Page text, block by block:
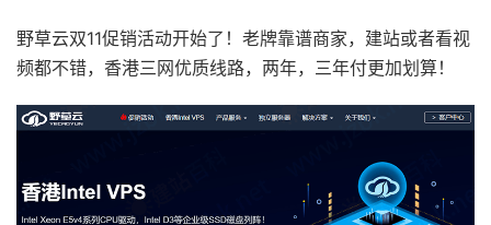
野草云双11促销活动开始了！老牌靠谱商家，建站或者看视
频都不错，香港三网优质线路，两年，三年付更加划算！